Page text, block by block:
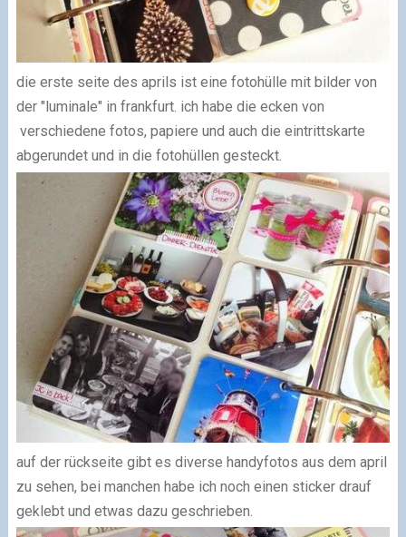
die erste seite des aprils ist eine fotohülle mit bilder von
der "luminale" in frankfurt. ich habe die ecken von
verschiedene fotos, papiere und auch die eintrittskarte
abgerundet und in die fotohüllen gesteckt.
auf der rückseite gibt es diverse handyfotos aus dem april
zu sehen, bei manchen habe ich noch einen sticker drauf
geklebt und etwas dazu geschrieben.